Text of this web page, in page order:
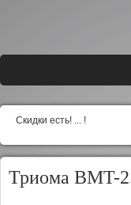
Скидки есть! ... !
Триома BMT-